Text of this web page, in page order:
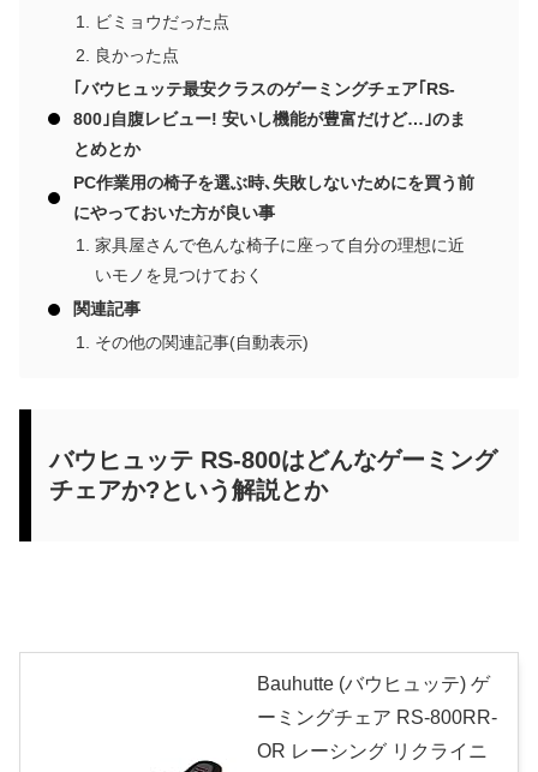
ビミョウだった点
良かった点
｢バウヒュッテ最安クラスのゲーミングチェア｢RS-
800｣自腹レビュー! 安いし機能が豊富だけど…｣のま
とめとか
PC作業用の椅子を選ぶ時､失敗しないためにを買う前
にやっておいた方が良い事
家具屋さんで色んな椅子に座って自分の理想に近
いモノを見つけておく
関連記事
その他の関連記事(自動表示)
バウヒュッテ RS-800はどんなゲーミング
チェアか?という解説とか
Bauhutte (バウヒュッテ) ゲ
ーミングチェア RS-800RR-
OR レーシング リクライニ